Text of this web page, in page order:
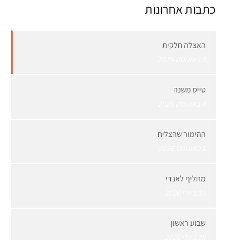
כתבות אחרונות
האצלה חלקית
טייס משנה
ההימור שהצליח
מחליף לאנדי
שבוע ראשון